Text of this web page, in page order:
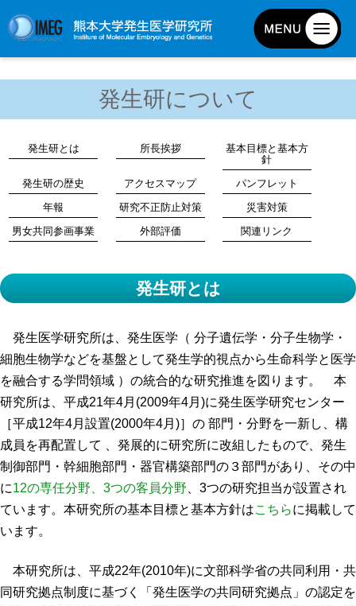
発生研の歴史
アクセスマップ
パンフレット
研究不正防止対策
災害対策
男女共同参画事業
年報
関連リンク
研究分野紹介
ゲノム神経学分野
細胞脂質代謝分野
損傷修復分野
多能性幹細胞分野
発生研について
発生研とは 所長挨拶
基本目標と基本方
針
発生研の歴史
アクセスマップ
パンフレット
年報
研究不正防止対策
災害対策
男女共同参画事業
外部評価 関連リンク
発生研とは
発生医学研究所は、発生医学（ 分子遺伝学・分子生物学・
細胞生物学などを基盤として発生学的視点から生命科学と医学
を融合する学問領域 ）の統合的な研究推進を図ります。 本
研究所は、平成21年4月(2009年4月)に発生医学研究センター
［平成12年4月設置(2000年4月)］の 部門・分野を一新し、構
成員を再配置して 、発展的に研究所に改組したもので、発生
制御部門・幹細胞部門・器官構築部門の３部門があり、その中
に12の専任分野、3つの客員分野 、3つの研究担当が設置され
ています。本研究所の基本目標と基本方針はこちらに掲載して
います。
本研究所は、平成22年(2010年)に文部科学省の共同利用・共
同研究拠点制度に基づく「発生医学の共同研究拠点」の認定を